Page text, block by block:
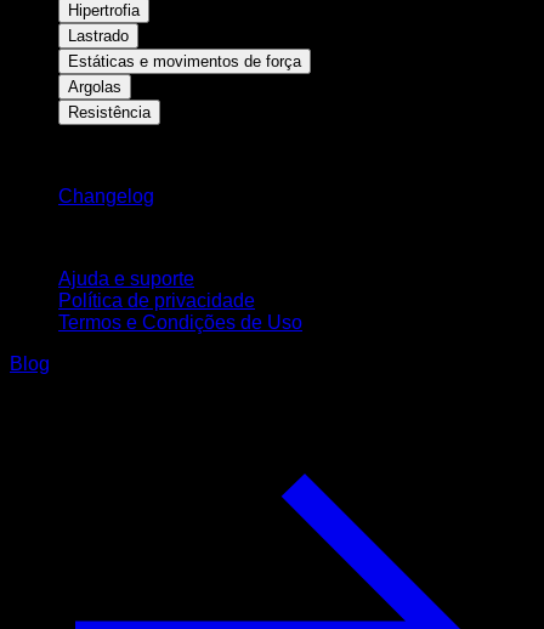
Hipertrofia
Lastrado
Estáticas e movimentos de força
Argolas
Resistência
Changelog
Ajuda e suporte
Política de privacidade
Termos e Condições de Uso
Blog